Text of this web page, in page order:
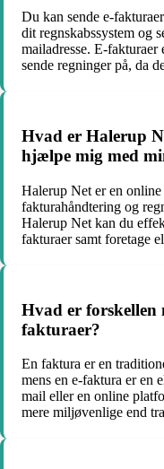
Du kan sende e-
dit regnskabssystem og
mailadresse. E-
sende regninger på, da
Hvad er Halerup
hjælpe mig med
Halerup Net er en
fakturahåndtering og
Halerup Net kan du
fakturaer samt foretage
Hvad er forskellen
fakturaer?
En faktura er en
mens en e-faktura er en
mail eller en online
mere miljøvenlige end